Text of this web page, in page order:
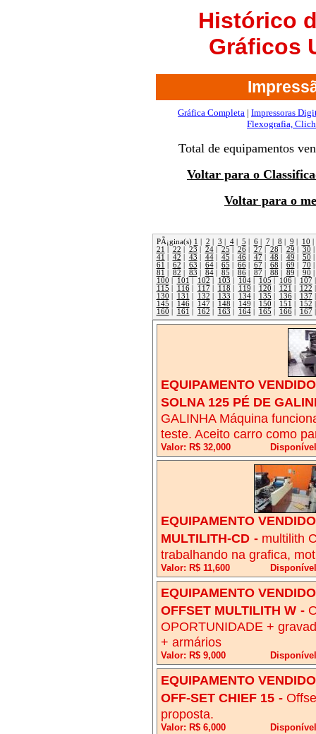
Histórico
Gráficos
Gráfica Completa | Impressoras
Flexografia,
Total de equipamentos
Voltar para o
Voltar para o
PÃ¡gina(s) 1 2 3 4| 5 6| 7| 8 9 10
21
22 23 24| 25 26| 27| 28 29 30
41
42 43 44| 45 46| 47| 48 49 50
61
62 63 64| 65 66| 67| 68 69 70
81
82 83 84| 85 86| 87| 88 89 90
100
101 102 103 104| 105 106| 107
115
116| 117| 118 119 120 121 122
130
131 132 133 134| 135 136| 137
145
146| 147| 148 149 150 151 152
160
161 162 163 164| 165 166| 167
EQUIPAMENTO
SOLNA 125 PÉ DE
GALINHA Máquina
teste. Aceito carro como
Valor: R$ 32,000
EQUIPAMENTO
MULTILITH-CD - multilith
trabalhando na grafica,
Valor: R$ 11,600
EQUIPAMENTO
OFFSET MULTILITH W -
OPORTUNIDADE +
+ armários
Valor: R$ 9,000
EQUIPAMENTO
OFF-SET CHIEF 15 -
proposta.
Valor: R$ 6,000